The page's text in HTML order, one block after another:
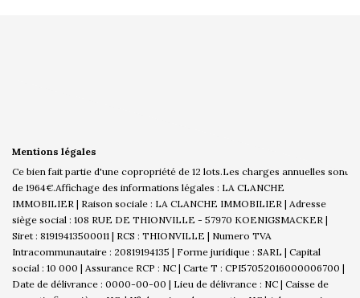
Mentions légales
Ce bien fait partie d'une copropriété de 12 lots.Les charges annuelles sont
de 1964€.Affichage des informations légales : LA CLANCHE
IMMOBILIER | Raison sociale : LA CLANCHE IMMOBILIER | Adresse
siège social : 108 RUE DE THIONVILLE - 57970 KOENIGSMACKER |
Siret : 81919413500011 | RCS : THIONVILLE | Numero TVA
Intracommunautaire : 20819194135 | Forme juridique : SARL | Capital
social : 10 000 | Assurance RCP : NC | Carte T : CPI57052016000006700 |
Date de délivrance : 0000-00-00 | Lieu de délivrance : NC | Caisse de